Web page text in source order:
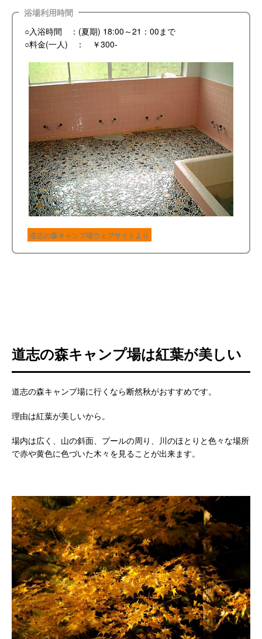
浴場利用時間
○入浴時間 ：(夏期) 18:00～21：00まで
○料金(一人) ： ￥300-
道志の森キャンプ場ウェブサイトより
道志の森キャンプ場は紅葉が美しい
道志の森キャンプ場に行くなら断然秋がおすすめです。
理由は紅葉が美しいから。
場内は広く、山の斜面、プールの周り、川のほとりと色々な場所
で赤や黄色に色づいた木々を見ることが出来ます。